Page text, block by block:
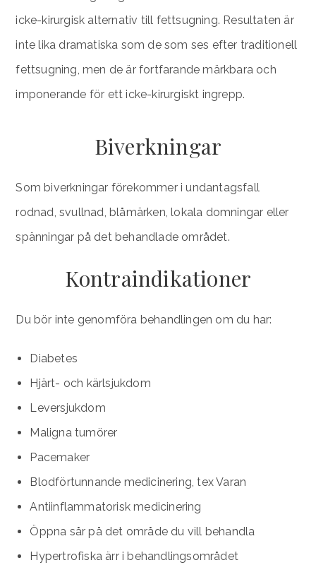
icke-kirurgisk alternativ till fettsugning. Resultaten är
inte lika dramatiska som de som ses efter traditionell
fettsugning, men de är fortfarande märkbara och
imponerande för ett icke-kirurgiskt ingrepp.
Biverkningar
Som biverkningar förekommer i undantagsfall
rodnad, svullnad, blåmärken, lokala domningar eller
spänningar på det behandlade området.
Kontraindikationer
Du bör inte genomföra behandlingen om du har:
Diabetes
Hjärt- och kärlsjukdom
Leversjukdom
Maligna tumörer
Pacemaker
Blodförtunnande medicinering, tex Varan
Antiinflammatorisk medicinering
Öppna sår på det område du vill behandla
Hypertrofiska ärr i behandlingsområdet